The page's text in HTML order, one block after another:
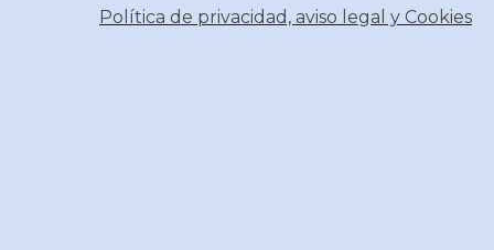
Política de privacidad, aviso legal y Cookies